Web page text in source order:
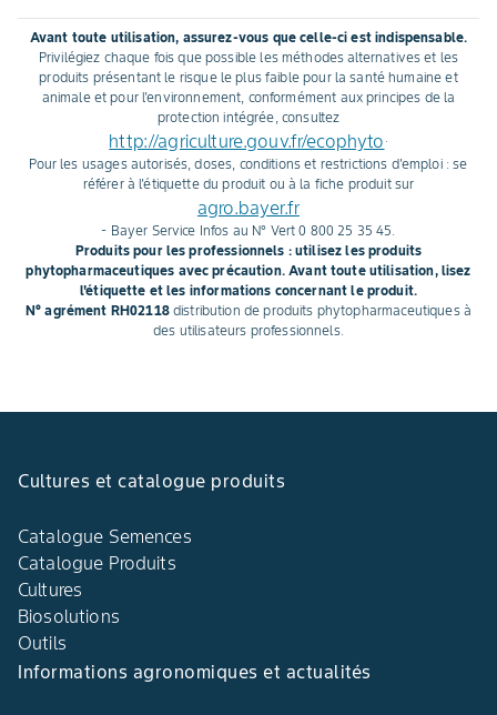
Avant toute utilisation, assurez-vous que celle-ci est indispensable.
Privilégiez chaque fois que possible les méthodes alternatives et les
produits présentant le risque le plus faible pour la santé humaine et
animale et pour l'environnement, conformément aux principes de la
protection intégrée, consultez
http://agriculture.gouv.fr/ecophyto .
Pour les usages autorisés, doses, conditions et restrictions d'emploi : se
référer à l'étiquette du produit ou à la fiche produit sur
agro.bayer.fr
- Bayer Service Infos au N° Vert 0 800 25 35 45.
Produits pour les professionnels : utilisez les produits
phytopharmaceutiques avec précaution. Avant toute utilisation, lisez
l'étiquette et les informations concernant le produit.
N° agrément RH02118distribution de produits phytopharmaceutiques à
des utilisateurs professionnels.
Cultures et catalogue produits
Catalogue Semences
Catalogue Produits
Cultures
Biosolutions
Outils
Informations agronomiques et actualités